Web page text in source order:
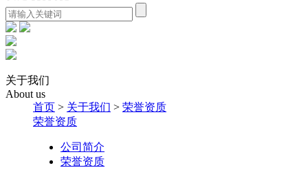
关于我们
About us
首页 > 关于我们 > 荣誉资质
荣誉资质
公司简介
荣誉资质